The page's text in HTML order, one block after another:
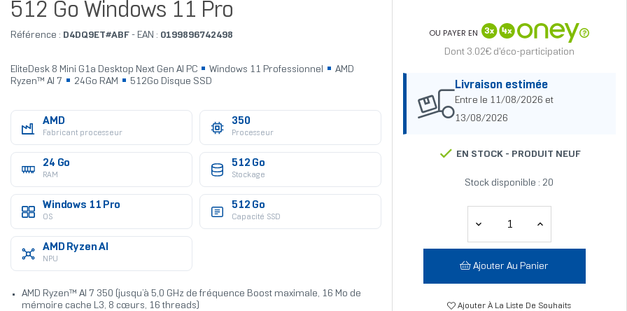
512 Go Windows 11 Pro
Référence : D4DQ9ET#ABF- EAN : 0199896742498
EliteDesk 8 Mini G1a Desktop Next Gen AI PC Windows 11 Professionnel
AMD
Ryzen™ AI 7
24Go RAM 512Go Disque SSD
AMD
Fabricant processeur
350
Processeur
24 Go
RAM
512 Go
Stockage
Windows 11 Pro
OS
512 Go
Capacité SSD
AMD Ryzen AI
NPU
AMD Ryzen™ AI 7 350 (jusqu’à 5,0 GHz de fréquence Boost maximale, 16 Mo de
mémoire cache L3, 8 cœurs, 16 threads)
OU PAYER EN
Dont 3.02€ d'éco-participation
Livraison estimée
Entre le 11/08/2026 et
13/08/2026
EN STOCK - PRODUIT NEUF
Stock disponible : 20
Ajouter Au Panier
Ajouter À La Liste De Souhaits